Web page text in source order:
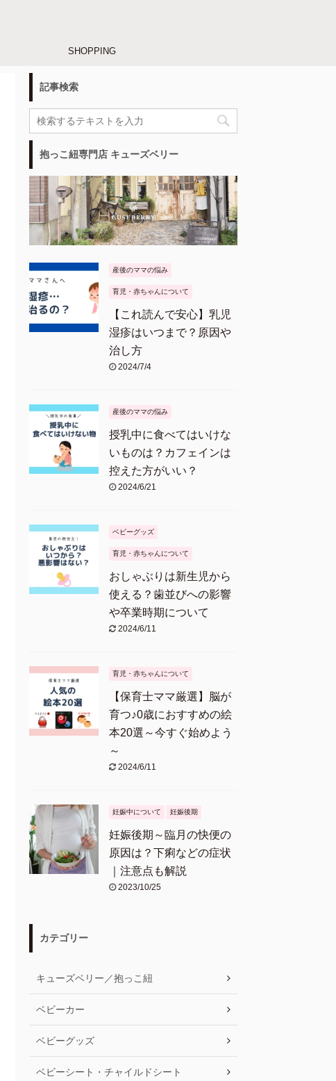
SHOPPING
記事検索
抱っこ紐専門店 キューズベリー
産後のママの悩み
育児・赤ちゃんについて
【これ読んで安心】乳児
湿疹はいつまで？原因や
治し方
2024/7/4
産後のママの悩み
授乳中に食べてはいけな
いものは？カフェインは
控えた方がいい？
2024/6/21
ベビーグッズ
育児・赤ちゃんについて
おしゃぶりは新生児から
使える？歯並びへの影響
や卒業時期について
2024/6/11
育児・赤ちゃんについて
【保育士ママ厳選】脳が
育つ♪0歳におすすめの絵
本20選～今すぐ始めよう
～
2024/6/11
妊娠中について 妊娠後期
妊娠後期～臨月の快便の
原因は？下痢などの症状
｜注意点も解説
2023/10/25
カテゴリー
キューズベリー／抱っこ紐
ベビーカー
ベビーグッズ
ベビーシート・チャイルドシート